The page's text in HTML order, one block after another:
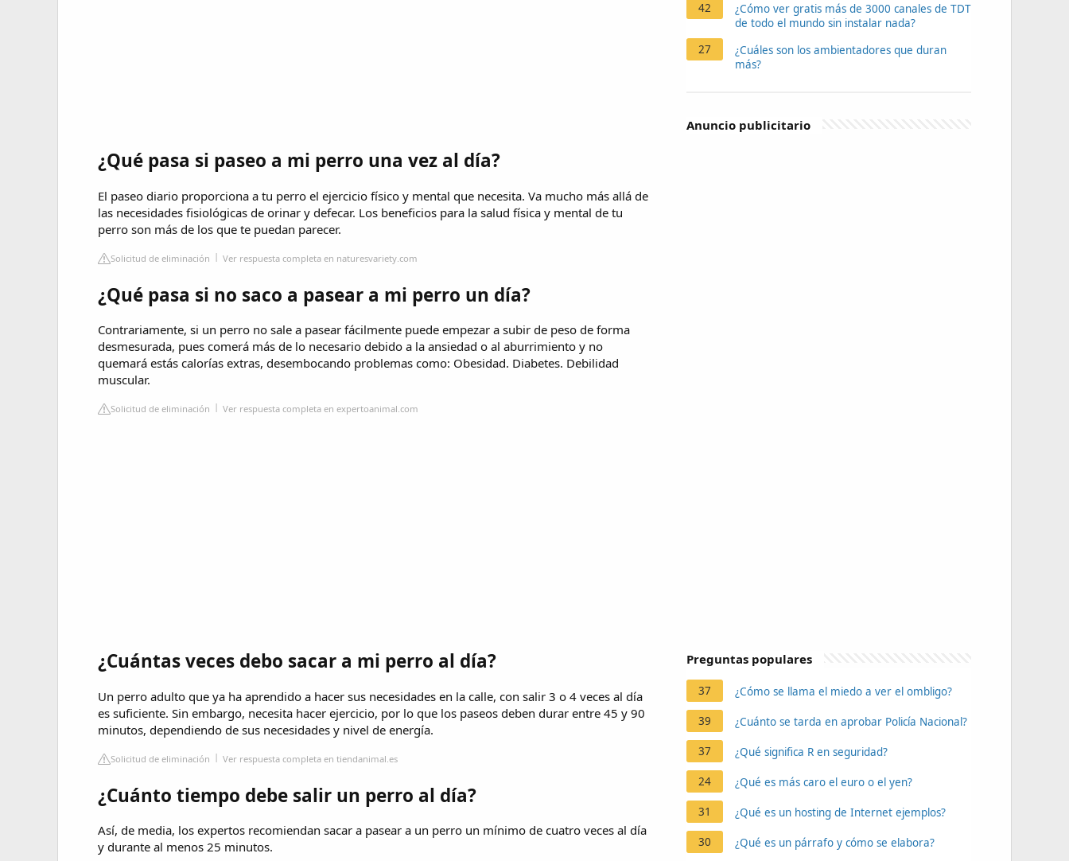
¿Qué pasa si paseo a mi perro una vez al día?
El paseo diario proporciona a tu perro el ejercicio físico y mental que necesita. Va mucho más allá de
las necesidades fisiológicas de orinar y defecar. Los beneficios para la salud física y mental de tu
perro son más de los que te puedan parecer.
Solicitud de eliminación Ver respuesta completa en naturesvariety.com
¿Qué pasa si no saco a pasear a mi perro un día?
Contrariamente, si un perro no sale a pasear fácilmente puede empezar a subir de peso de forma
desmesurada, pues comerá más de lo necesario debido a la ansiedad o al aburrimiento y no
quemará estás calorías extras, desembocando problemas como: Obesidad. Diabetes. Debilidad
muscular.
Solicitud de eliminación Ver respuesta completa en expertoanimal.com
¿Cuántas veces debo sacar a mi perro al día?
Un perro adulto que ya ha aprendido a hacer sus necesidades en la calle, con salir 3 o 4 veces al día
es suficiente. Sin embargo, necesita hacer ejercicio, por lo que los paseos deben durar entre 45 y 90
minutos, dependiendo de sus necesidades y nivel de energía.
Solicitud de eliminación Ver respuesta completa en tiendanimal.es
¿Cuánto tiempo debe salir un perro al día?
Así, de media, los expertos recomiendan sacar a pasear a un perro un mínimo de cuatro veces al día
y durante al menos 25 minutos.
42
¿Cómo ver gratis más de 3000 canales de TDT
de todo el mundo sin instalar nada?
27
¿Cuáles son los ambientadores que duran
más?
Anuncio publicitario
Preguntas populares
37 ¿Cómo se llama el miedo a ver el ombligo?
39 ¿Cuánto se tarda en aprobar Policía Nacional?
37 ¿Qué significa R en seguridad?
24 ¿Qué es más caro el euro o el yen?
31 ¿Qué es un hosting de Internet ejemplos?
30 ¿Qué es un párrafo y cómo se elabora?